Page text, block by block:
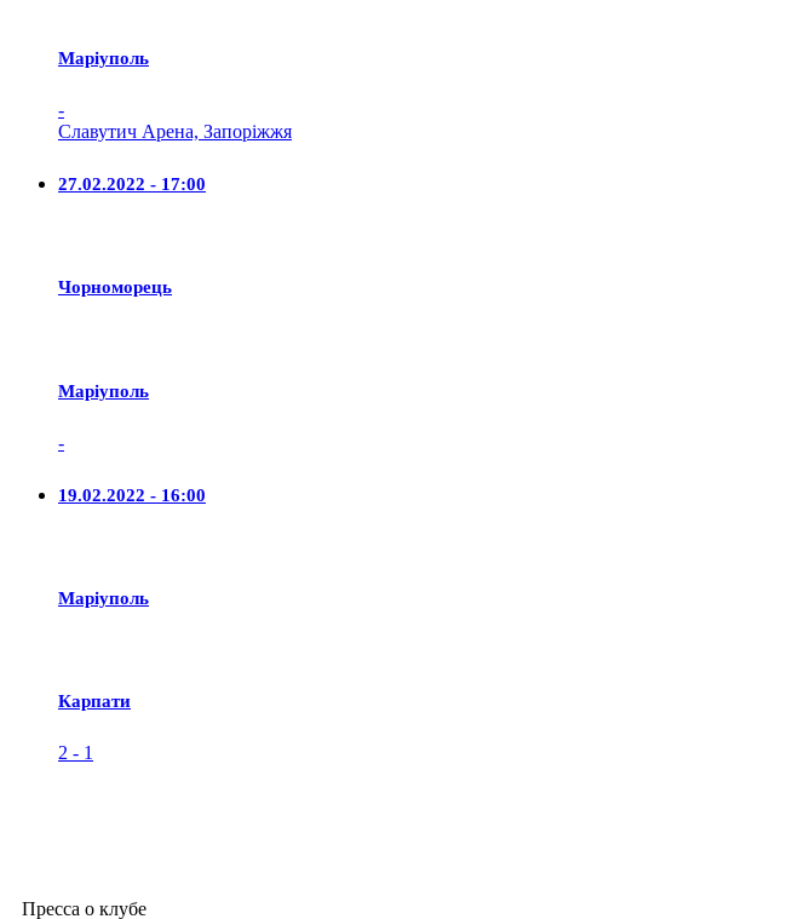
Маріуполь
-
Славутич Арена, Запоріжжя
27.02.2022 - 17:00
Чорноморець
Маріуполь
-
19.02.2022 - 16:00
Маріуполь
Карпати
2 - 1
Пресса о клубе